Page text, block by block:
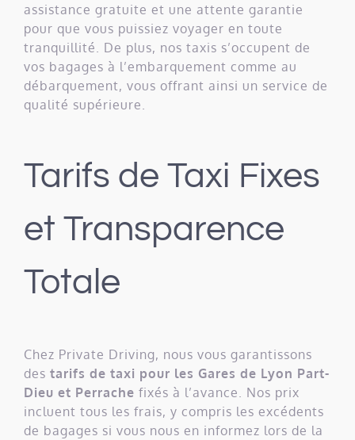
assistance gratuite et une attente garantie
pour que vous puissiez voyager en toute
tranquillité. De plus, nos taxis s’occupent de
vos bagages à l’embarquement comme au
débarquement, vous offrant ainsi un service de
qualité supérieure.
Tarifs de Taxi Fixes
et Transparence
Totale
Chez Private Driving, nous vous garantissons
des tarifs de taxi pour les Gares de Lyon Part-
Dieu et Perrache fixés à l’avance. Nos prix
incluent tous les frais, y compris les excédents
de bagages si vous nous en informez lors de la